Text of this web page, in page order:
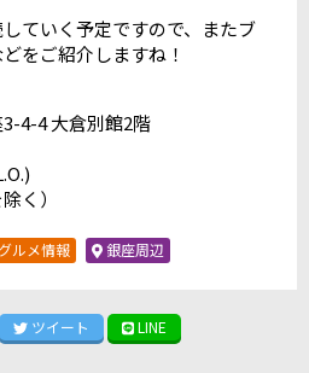
ていく予定ですので、またブ
をご紹介しますね！
4-4 大倉別館2階
く）
グルメ情報 銀座周辺
ツイート LINE